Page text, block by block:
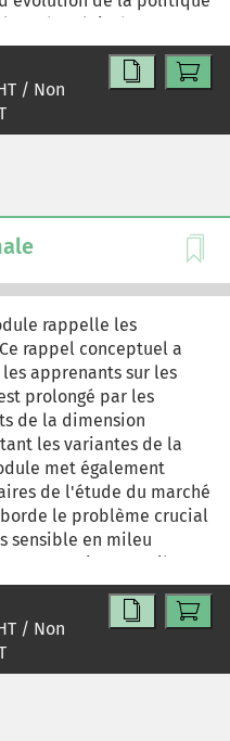
et de relais de
/ Non
rappelle les
rappel conceptuel a
apprenants sur les
prolongé par les
de la dimension
les variantes de la
met également
de l'étude du marché
le problème crucial
sensible en mileu
conseil" et
souligné. Cette
préfrigure la pérennité
une mise en
proposée. Ce
/ Non